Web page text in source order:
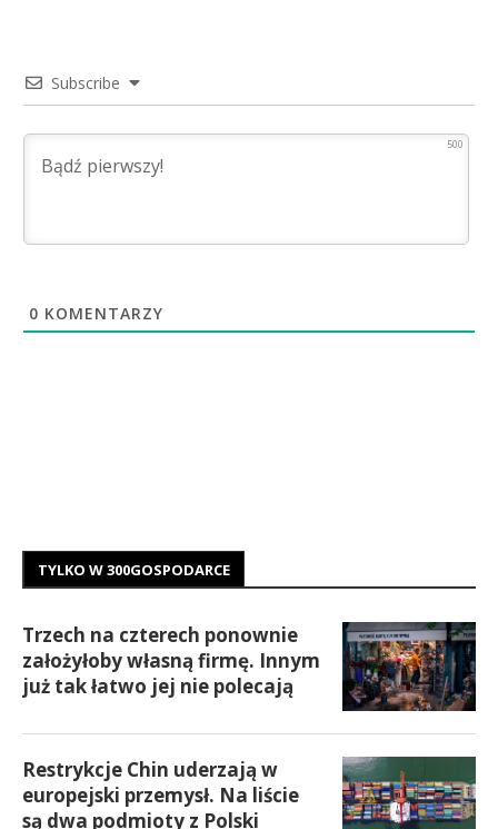
Subscribe
500
0 KOMENTARZY
TYLKO W 300GOSPODARCE
Trzech na czterech ponownie
założyłoby własną firmę. Innym
już tak łatwo jej nie polecają
Restrykcje Chin uderzają w
europejski przemysł. Na liście
są dwa podmioty z Polski